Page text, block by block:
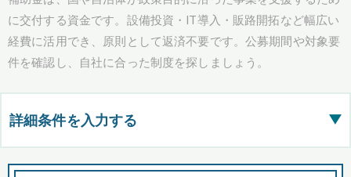
に交付する資金です。設備投資・IT導入・販路開拓など幅広い
経費に活用でき、原則として返済不要です。公募期間や対象要
件を確認し、自社に合った制度を探しましょう。
詳細条件を入力する ▶
都道府県